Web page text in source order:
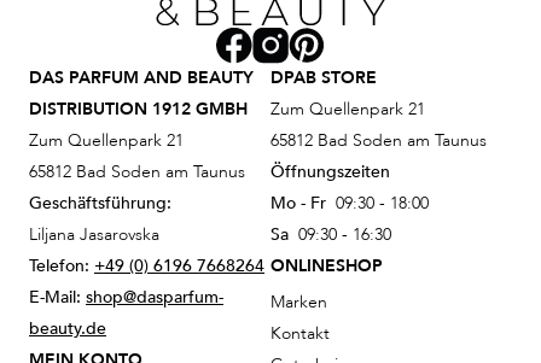
DAS PARFUM AND BEAUTY
DISTRIBUTION 1912 GMBH
Zum Quellenpark 21
65812 Bad Soden am Taunus
Geschäftsführung:
Liljana Jasarovska
Telefon: +49 (0) 6196 7668264
E-Mail: shop@dasparfum-
beauty.de
DPAB STORE
Zum Quellenpark 21
65812 Bad Soden am Taunus
Öffnungszeiten
Mo - Fr 09:30 - 18:00
Sa 09:30 - 16:30
ONLINESHOP
Marken
Kontakt